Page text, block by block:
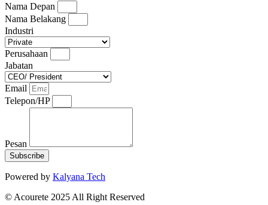
Nama Depan
Nama Belakang
Industri
Perusahaan
Jabatan
Email
Telepon/HP
Pesan
Subscribe
Powered by Kalyana Tech
© Acourete 2025 All Right Reserved